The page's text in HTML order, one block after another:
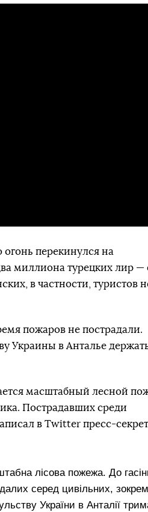
перекинулся на
миллиона турецких лир —
в частности, туристов
пожаров не пострадали.
Украины в Анталье
масштабный лесной
Пострадавших среди
в Twitter пресс-
лісова пожежа. До
серед цивільних,
України в Анталії